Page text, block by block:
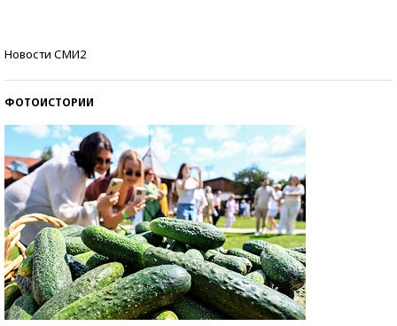
Новости СМИ2
ФОТОИСТОРИИ